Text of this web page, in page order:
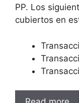
PP. Los
cubiertos en